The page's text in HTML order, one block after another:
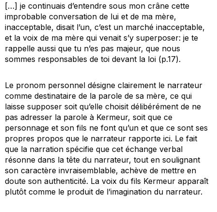
[…] je continuais d’entendre sous mon crâne cette
improbable conversation de lui et de ma mère,
inacceptable, disait l’un, c’est un marché inacceptable,
et la voix de ma mère qui venait s’y superposer: je te
rappelle aussi que tu n’es pas majeur, que nous
sommes responsables de toi devant la loi (p.17).
Le pronom personnel désigne clairement le narrateur
comme destinataire de la parole de sa mère, ce qui
laisse supposer soit qu’elle choisit délibérément de ne
pas adresser la parole à Kermeur, soit que ce
personnage et son fils ne font qu’un et que ce sont ses
propres propos que le narrateur rapporte ici. Le fait
que la narration spécifie que cet échange verbal
résonne dans la tête du narrateur, tout en soulignant
son caractère invraisemblable, achève de mettre en
doute son authenticité. La voix du fils Kermeur apparaît
plutôt comme le produit de l’imagination du narrateur.